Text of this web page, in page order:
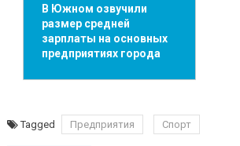
В Южном озвучили
размер средней
зарплаты на основных
предприятиях города
Tagged Предприятия Спорт